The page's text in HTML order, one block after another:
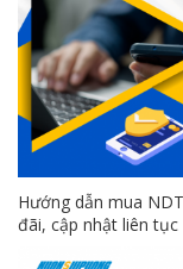
Hướng dẫn mua
đãi, cập nhật liên tục